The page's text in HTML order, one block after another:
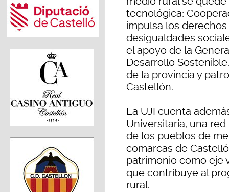
tecnológica;
impulsa los
desigualdades
el apoyo de la
Desarrollo
de la provincia y
Castellón.
La UJI cuenta
Universitaria, una
de los pueblos de
comarcas de
patrimonio como eje
que contribuye al
rural.